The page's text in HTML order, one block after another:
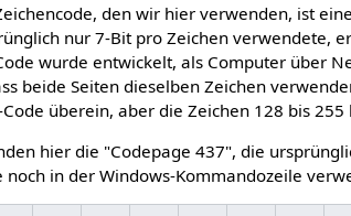
den wir hier verwenden, ist
nur 7-Bit pro Zeichen verwendete,
wurde entwickelt, als Computer über
beide Seiten dieselben Zeichen
Code überein, aber die Zeichen 128 bis
hier die "Codepage 437", die
noch in der Windows-Kommandozeile